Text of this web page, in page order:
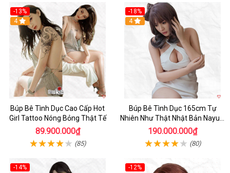
-13%
4
Búp Bê Tình Dục Cao Cấp Hot
Girl Tattoo Nóng Bỏng Thật Tế
89.900.000₫
(85)
-18%
4
Búp Bê Tình Dục 165cm Tự
Nhiên Như Thật Nhật Bản Nayuki
Cao Cấp
190.000.000₫
(80)
-14%
-12%